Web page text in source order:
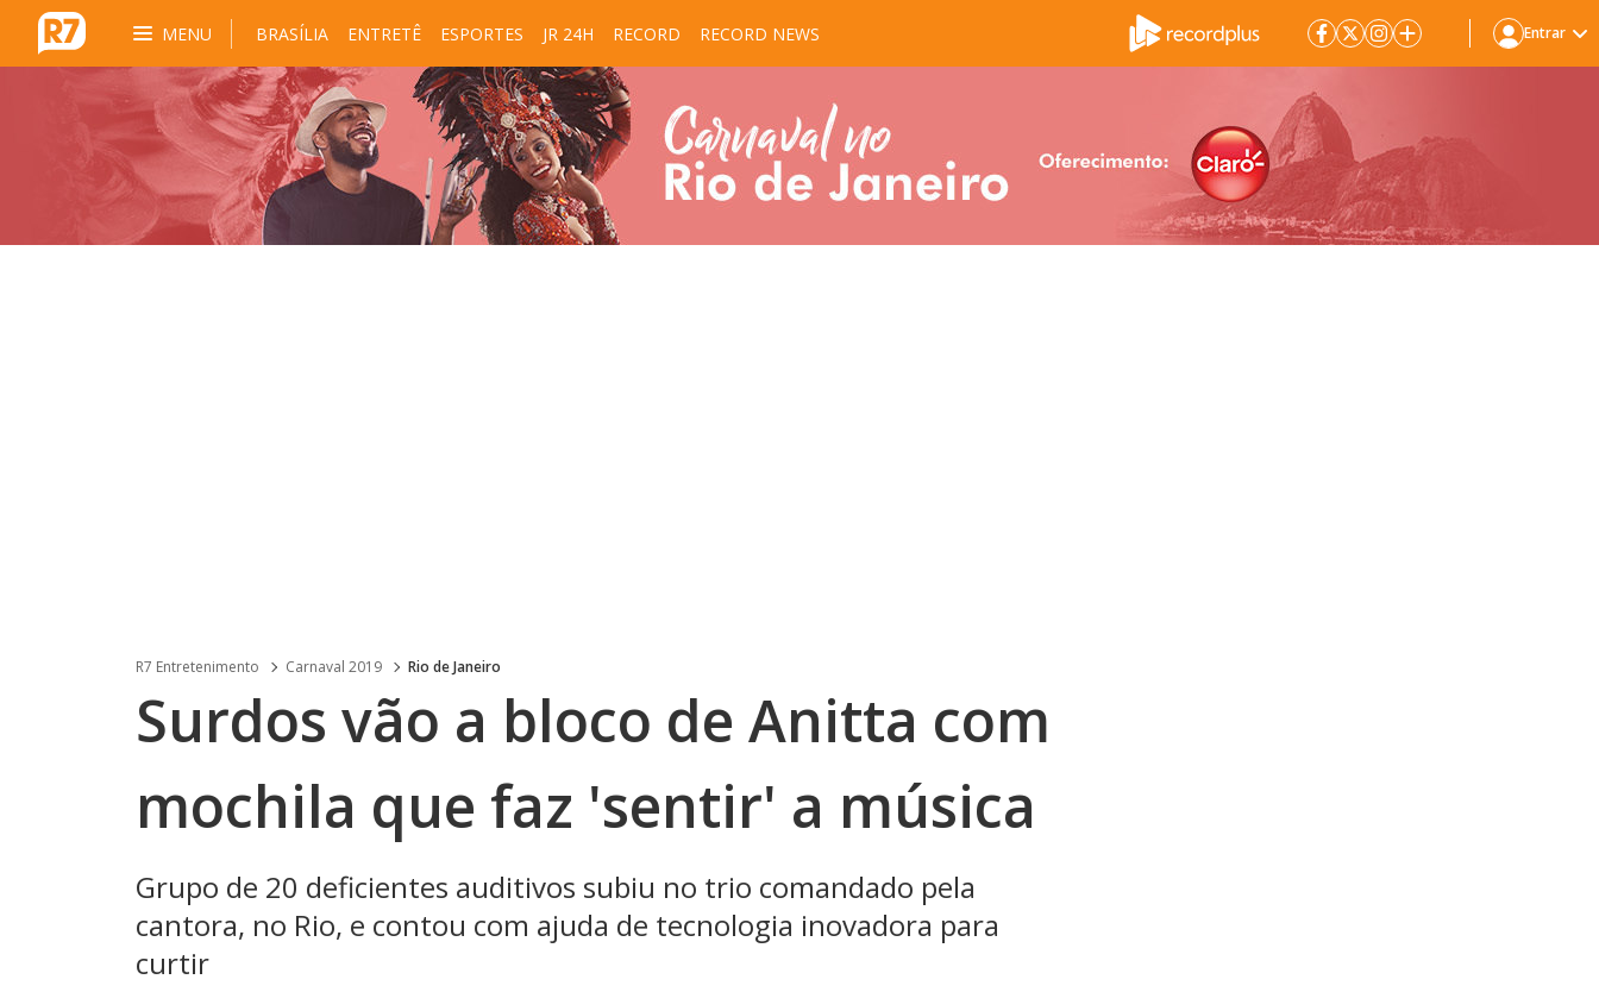
MENU BRASÍLIA ENTRETÊ ESPORTES JR 24H RECORD RECORD NEWS Entrar
R7 Entretenimento Carnaval 2019 Rio de Janeiro
Surdos vão a bloco de Anitta com
mochila que faz 'sentir' a música
Grupo de 20 deficientes auditivos subiu no trio comandado pela
cantora, no Rio, e contou com ajuda de tecnologia inovadora para
curtir